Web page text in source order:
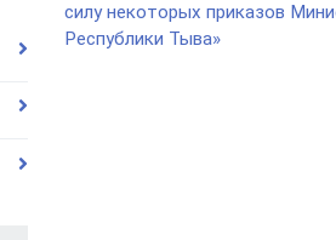
силу некоторых приказов
Республики Тыва»